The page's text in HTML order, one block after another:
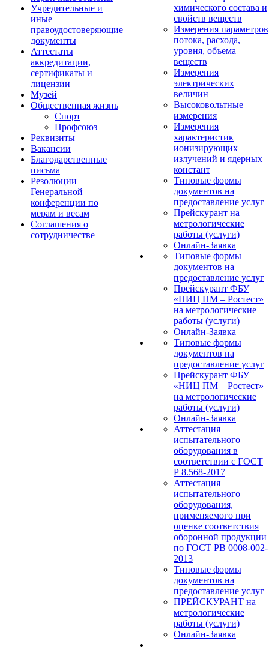
Учредительные и
иные
правоудостоверяющие
документы
Аттестаты
аккредитации,
сертификаты и
лицензии
Музей
Общественная жизнь
Спорт
Профсоюз
Реквизиты
Вакансии
Благодарственные
письма
Резолюции
Генеральной
конференции по
мерам и весам
Соглашения о
сотрудничестве
химического состава и
свойств веществ
Измерения параметров
потока, расхода,
уровня, объема
веществ
Измерения
электрических
величин
Высоковольтные
измерения
Измерения
характеристик
ионизирующих
излучений и ядерных
констант
Типовые формы
документов на
предоставление услуг
Прейскурант на
метрологические
работы (услуги)
Онлайн-Заявка
Типовые формы
документов на
предоставление услуг
Прейскурант ФБУ
«НИЦ ПМ – Ростест»
на метрологические
работы (услуги)
Онлайн-Заявка
Типовые формы
документов на
предоставление услуг
Прейскурант ФБУ
«НИЦ ПМ – Ростест»
на метрологические
работы (услуги)
Онлайн-Заявка
Аттестация
испытательного
оборудования в
соответствии с ГОСТ
Р 8.568-2017
Аттестация
испытательного
оборудования,
применяемого при
оценке соответствия
оборонной продукции
по ГОСТ РВ 0008-002-
2013
Типовые формы
документов на
предоставление услуг
ПРЕЙСКУРАНТ на
метрологические
работы (услуги)
Онлайн-Заявка